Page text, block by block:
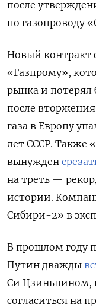
после
по газопроводу
Новый контракт
«Газпрому»,
рынка и потерял
после
газа в Европу
лет СССР. Также
вынужден
на треть —
истории.
Сибири-2» в
В прошлом году
Путин дважды
Си Цзиньпином,
согласиться на